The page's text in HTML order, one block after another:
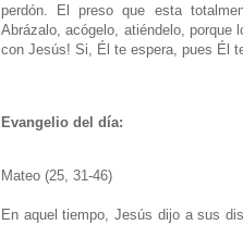
perdón. El preso que esta
Abrázalo, acógelo, atiéndelo, porque
con Jesús! Si, Él te espera, pues Él
Evangelio del día:
Mateo (25, 31-46)
En aquel tiempo, Jesús dijo a sus